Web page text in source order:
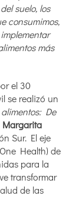
suelo, los
consumimos,
más
el 30
se realizó un
alimentos: De
Margarita
Sur. El eje
Health) de
para la
transformar
de las